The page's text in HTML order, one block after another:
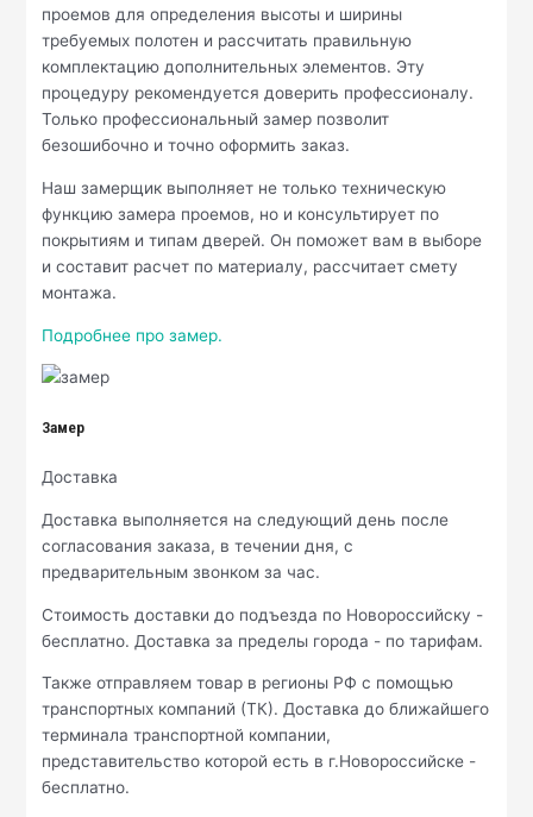
проемов для определения высоты и ширины
требуемых полотен и рассчитать правильную
комплектацию дополнительных элементов. Эту
процедуру рекомендуется доверить профессионалу.
Только профессиональный замер позволит
безошибочно и точно оформить заказ.
Наш замерщик выполняет не только техническую
функцию замера проемов, но и консультирует по
покрытиям и типам дверей. Он поможет вам в выборе
и составит расчет по материалу, рассчитает смету
монтажа.
Подробнее про замер.
Замер
Доставка
Доставка выполняется на следующий день после
согласования заказа, в течении дня, с
предварительным звонком за час.
Стоимость доставки до подъезда по Новороссийску -
бесплатно. Доставка за пределы города - по тарифам.
Также отправляем товар в регионы РФ с помощью
транспортных компаний (ТК). Доставка до ближайшего
терминала транспортной компании,
представительство которой есть в г.Новороссийске -
бесплатно.